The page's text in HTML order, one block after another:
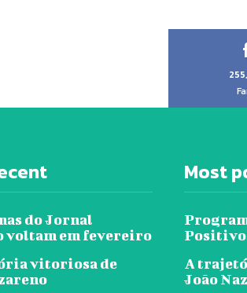
do Jornal
voltam em fevereiro
vitoriosa de
Most
A
João